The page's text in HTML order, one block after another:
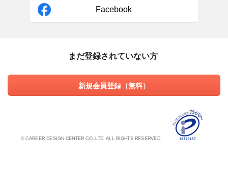
Facebook
まだ登録されていない方
新規会員登録（無料）
© CAREER DESIGN CENTER CO.,LTD. ALL RIGHTS RESERVED